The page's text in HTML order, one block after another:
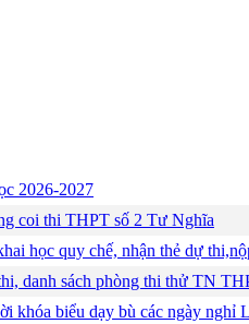
2026-2027
coi thi THPT số 2 Tư Nghĩa
học quy chế, nhận thẻ dự
danh sách phòng thi thử TN
khóa biểu dạy bù các ngày nghỉ